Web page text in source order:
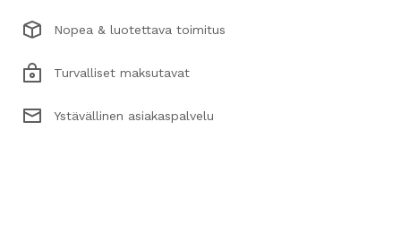
Nopea & luotettava toimitus
Turvalliset maksutavat
Ystävällinen asiakaspalvelu